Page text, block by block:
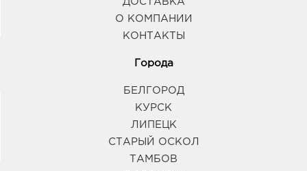
О КОМПАНИИ
КОНТАКТЫ
Города
БЕЛГОРОД
КУРСК
ЛИПЕЦК
СТАРЫЙ ОСКОЛ
ТАМБОВ